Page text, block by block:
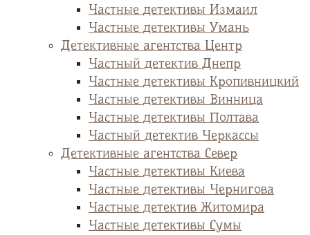
Частные детективы Измаил
Частные детективы Умань
Детективные агентства Центр
Частный детектив Днепр
Частные детективы Кропивницкий
Частные детективы Винница
Частные детективы Полтава
Частный детектив Черкассы
Детективные агентства Север
Частные детективы Киева
Частные детективы Чернигова
Частные детектив Житомира
Частные детективы Сумы